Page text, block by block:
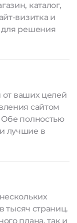
каталог,
визитка и
для решения
от ваших целей
сайтом
Обе полностью
лучшие в
тысяч страниц.
плана, так и